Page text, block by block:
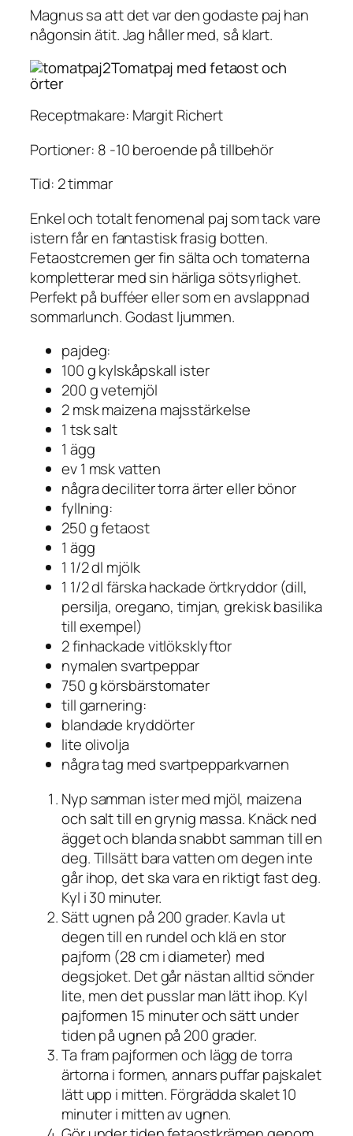
Magnus sa att det var den godaste paj han
någonsin ätit. Jag håller med, så klart.
Tomatpaj med fetaost och
örter
Receptmakare: Margit Richert
Portioner: 8 -10 beroende på tillbehör
Tid: 2 timmar
Enkel och totalt fenomenal paj som tack vare
istern får en fantastisk frasig botten.
Fetaostcremen ger fin sälta och tomaterna
kompletterar med sin härliga sötsyrlighet.
Perfekt på bufféer eller som en avslappnad
sommarlunch. Godast ljummen.
pajdeg:
100 g kylskåpskall ister
200 g vetemjöl
2 msk maizena majsstärkelse
1 tsk salt
1 ägg
ev 1 msk vatten
några deciliter torra ärter eller bönor
fyllning:
250 g fetaost
1 ägg
1 1/2 dl mjölk
1 1/2 dl färska hackade örtkryddor (dill,
persilja, oregano, timjan, grekisk basilika
till exempel)
2 finhackade vitlöksklyftor
nymalen svartpeppar
750 g körsbärstomater
till garnering:
blandade kryddörter
lite olivolja
några tag med svartpepparkvarnen
Nyp samman ister med mjöl, maizena
och salt till en grynig massa. Knäck ned
ägget och blanda snabbt samman till en
deg. Tillsätt bara vatten om degen inte
går ihop, det ska vara en riktigt fast deg.
Kyl i 30 minuter.
Sätt ugnen på 200 grader. Kavla ut
degen till en rundel och klä en stor
pajform (28 cm i diameter) med
degsjoket. Det går nästan alltid sönder
lite, men det pusslar man lätt ihop. Kyl
pajformen 15 minuter och sätt under
tiden på ugnen på 200 grader.
Ta fram pajformen och lägg de torra
ärtorna i formen, annars puffar pajskalet
lätt upp i mitten. Förgrädda skalet 10
minuter i mitten av ugnen.